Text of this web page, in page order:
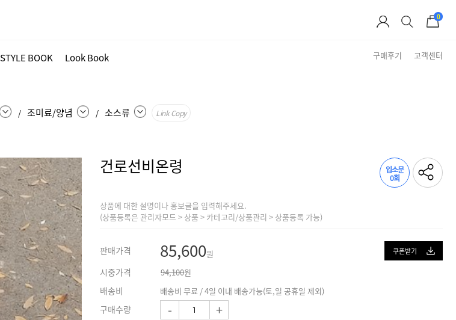
0
STYLE BOOK Look Book 구매후기 고객센터
/ 조미료/양념 / 소스류 Link Copy
건로선비온령 입소문
0회
상품에 대한 설명이나 홍보글을 입력해주세요.
(상품등록은 관리자모드 > 상품 > 카테고리/상품관리 > 상품등록 가능)
쿠폰받기
판매가격 85,600원
시중가격 94,100원
배송비 배송비 무료 / 4일 이내 배송가능(토,일 공휴일 제외)
구매수량 - +